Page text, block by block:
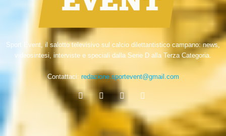
Sport Event, il salotto televisivo sul calcio dilettantistico campano: news,
videosintesi, interviste e speciali dalla Serie D alla Terza Categoria.
Contattaci: redazione.sportevent@gmail.com